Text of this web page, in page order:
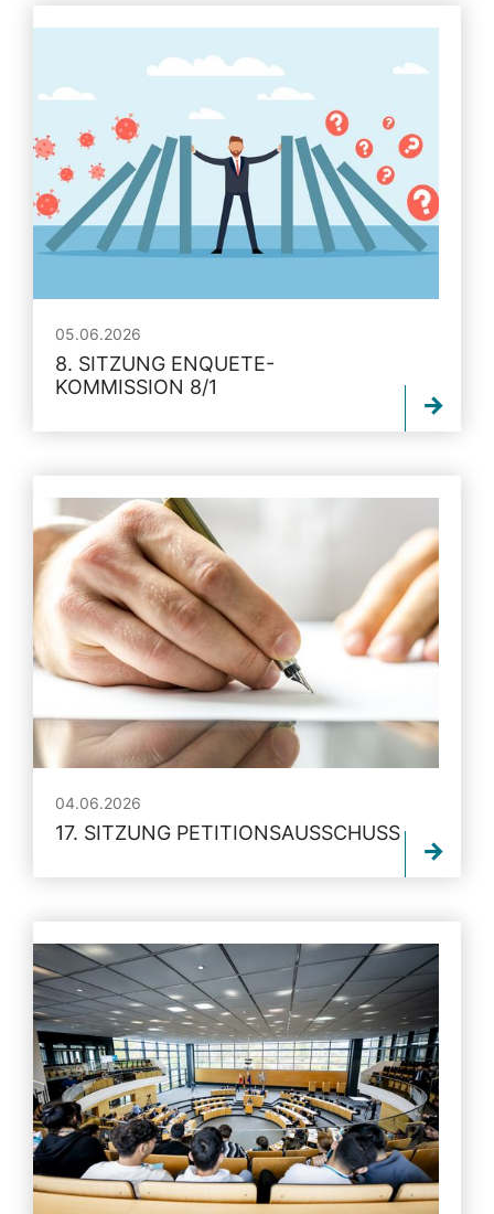
05.06.2026
8. SITZUNG ENQUETE-
KOMMISSION 8/1
04.06.2026
17. SITZUNG PETITIONSAUSSCHUSS